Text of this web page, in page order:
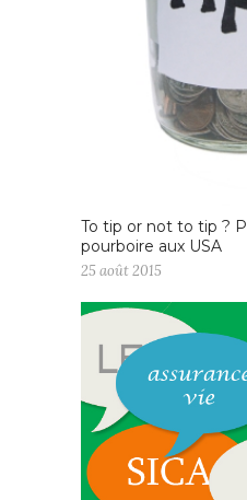
To tip or not to tip ?
pourboire aux USA
25 août 2015